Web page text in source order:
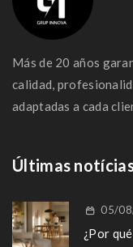
Más de 20 años
calidad,
adaptadas a cada
Últimas
05/
¿Por